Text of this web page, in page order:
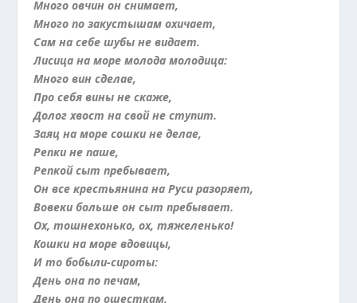
Много овчин он снимает,
Много по закустышам охичает,
Сам на себе шубы не видает.
Лисица на море молода молодица:
Много вин сделае,
Про себя вины не скаже,
Долог хвост на свой не ступит.
Заяц на море сошки не делае,
Репки не паше,
Репкой сыт пребывает,
Он все крестьянина на Руси разоряет,
Вовеки больше он сыт пребывает.
Ох, тошнехонько, ох, тяжеленько!
Кошки на море вдовицы,
И то бобыли-сироты:
День она по печам,
День она по ошесткам,